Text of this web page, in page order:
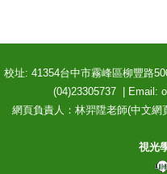
校址: 41354台中市霧峰區柳豐路
(04)23305737 | Email:
網頁負責人：林羿陞老師(中文網
視光